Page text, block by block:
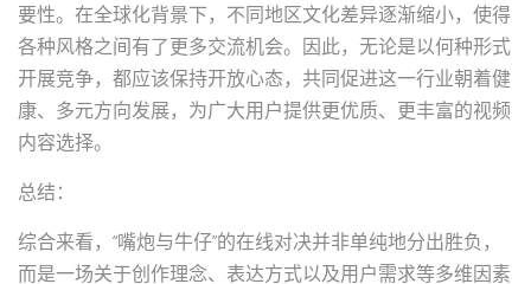
要性。在全球化背景下，不同地区文化差异逐渐缩小，使得
各种风格之间有了更多交流机会。因此，无论是以何种形式
开展竞争，都应该保持开放心态，共同促进这一行业朝着健
康、多元方向发展，为广大用户提供更优质、更丰富的视频
内容选择。
总结：
综合来看，“嘴炮与牛仔”的在线对决并非单纯地分出胜负，
而是一场关于创作理念、表达方式以及用户需求等多维因素